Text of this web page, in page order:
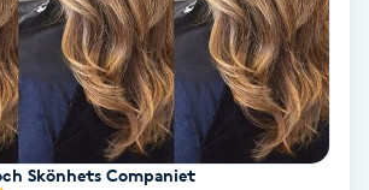
Skönhets Companiet